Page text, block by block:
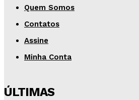
Quem Somos
Contatos
Assine
Minha Conta
ÚLTIMAS